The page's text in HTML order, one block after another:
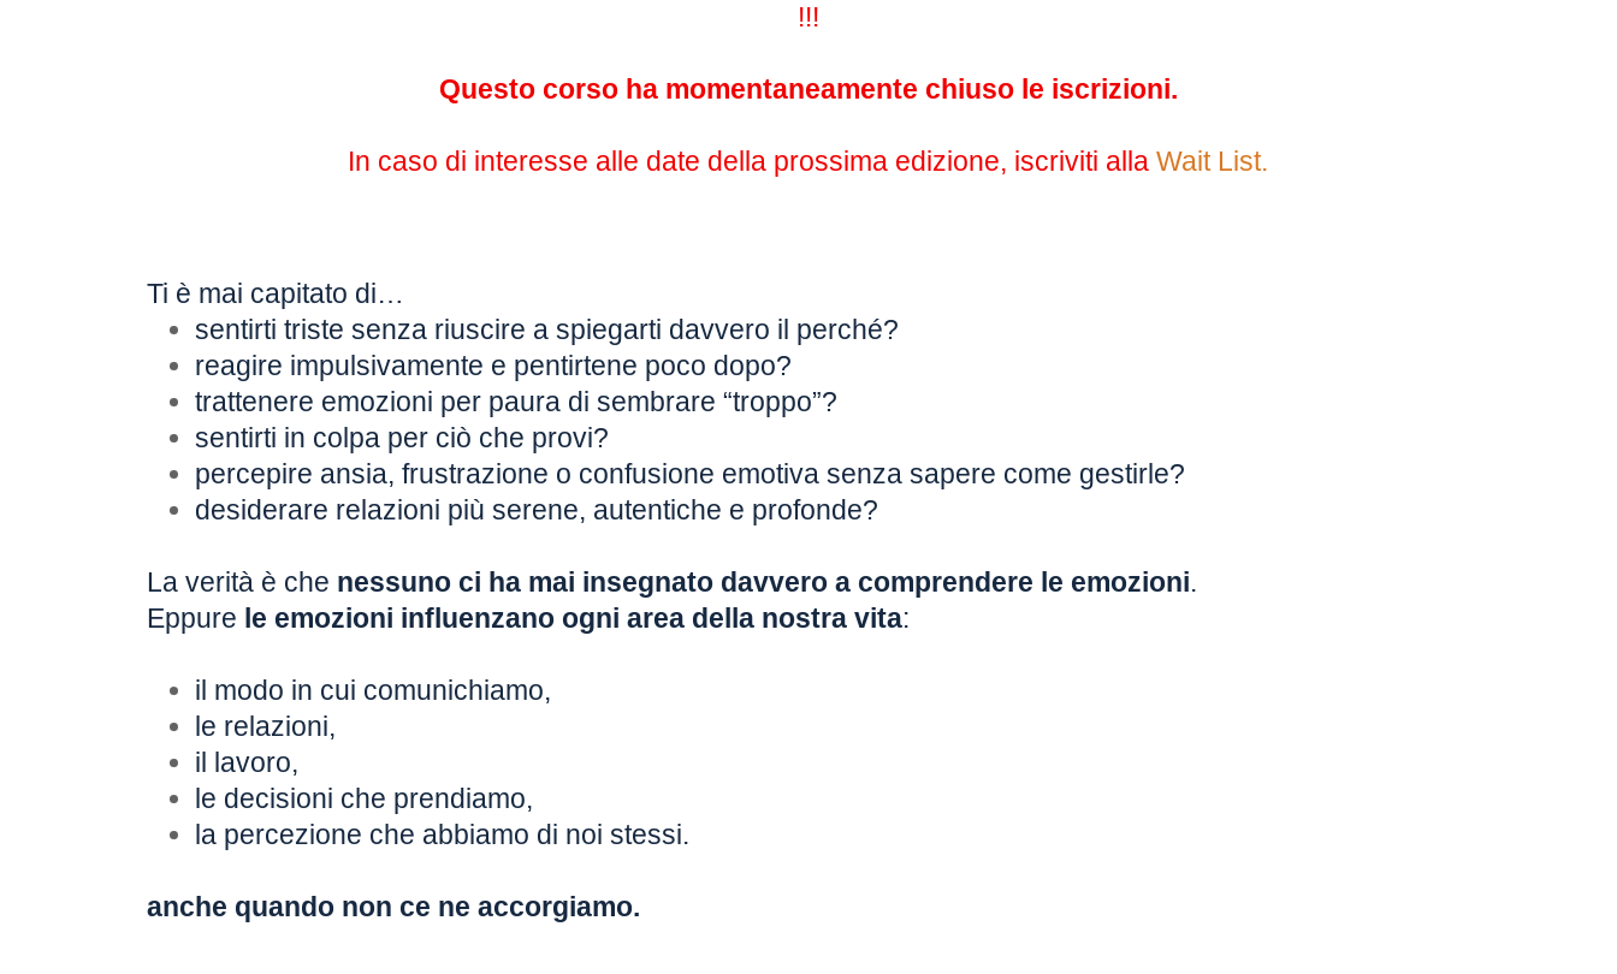
!!!
Questo corso ha momentaneamente chiuso le iscrizioni.
In caso di interesse alle date della prossima edizione, iscriviti allaWait List.
Ti è mai capitato di…
sentirti triste senza riuscire a spiegarti davvero il perché?
reagire impulsivamente e pentirtene poco dopo?
trattenere emozioni per paura di sembrare “troppo”?
sentirti in colpa per ciò che provi?
percepire ansia, frustrazione o confusione emotiva senza sapere come gestirle?
desiderare relazioni più serene, autentiche e profonde?
La verità è che nessuno ci ha mai insegnato davvero a comprendere le emozioni.
Eppure le emozioni influenzano ogni area della nostra vita:
il modo in cui comunichiamo,
le relazioni,
il lavoro,
le decisioni che prendiamo,
la percezione che abbiamo di noi stessi.
anche quando non ce ne accorgiamo.